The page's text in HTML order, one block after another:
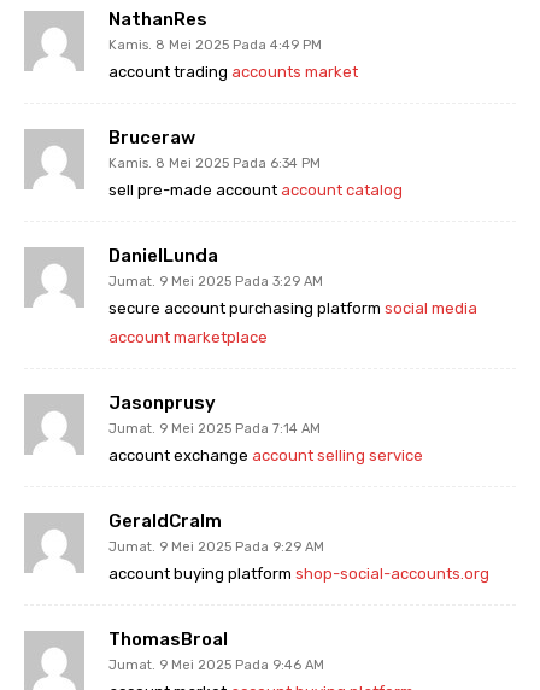
NathanRes
Kamis. 8 Mei 2025 Pada 4:49 PM
account trading accounts market
Bruceraw
Kamis. 8 Mei 2025 Pada 6:34 PM
sell pre-made account account catalog
DanielLunda
Jumat. 9 Mei 2025 Pada 3:29 AM
secure account purchasing platform social media
account marketplace
Jasonprusy
Jumat. 9 Mei 2025 Pada 7:14 AM
account exchange account selling service
GeraldCralm
Jumat. 9 Mei 2025 Pada 9:29 AM
account buying platform shop-social-accounts.org
ThomasBroal
Jumat. 9 Mei 2025 Pada 9:46 AM